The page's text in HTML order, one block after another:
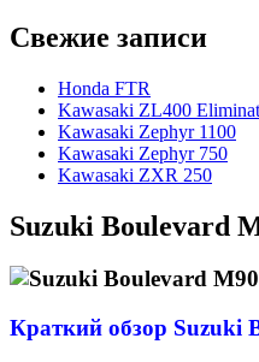
Свежие записи
Honda FTR
Kawasaki ZL400
Kawasaki Zephyr 1100
Kawasaki Zephyr 750
Kawasaki ZXR 250
Suzuki Boulevard
Краткий обзор Suzuki